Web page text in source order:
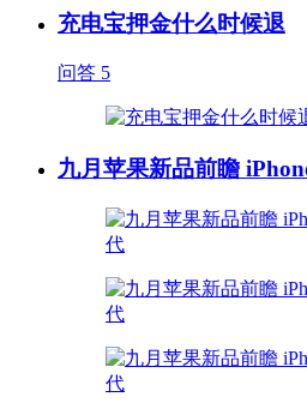
充电宝押金什么时候退
问答 5
九月苹果新品前瞻